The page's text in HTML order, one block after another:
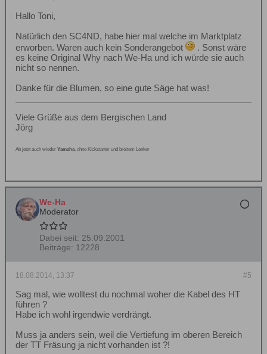
Hallo Toni,
Natürlich den SC4ND, habe hier mal welche im Marktplatz
erworben. Waren auch kein Sonderangebot
. Sonst wäre
es keine Original Why nach We-Ha und ich würde sie auch
nicht so nennen.
Danke für die Blumen, so eine gute Säge hat was!
Viele Grüße aus dem Bergischen Land
Jörg
Ab jetzt auch wieder Yamaha , ohne Kickstarter und breitem Lenker
We-Ha
Moderator
Dabei seit: 25.09.2001
Beiträge: 12228
#5
18.08.2014, 13:37
Sag mal, wie wolltest du nochmal woher die Kabel des HT
führen ?
Habe ich wohl irgendwie verdrängt.
Muss ja anders sein, weil die Vertiefung im oberen Bereich
der TT Fräsung ja nicht vorhanden ist ?!